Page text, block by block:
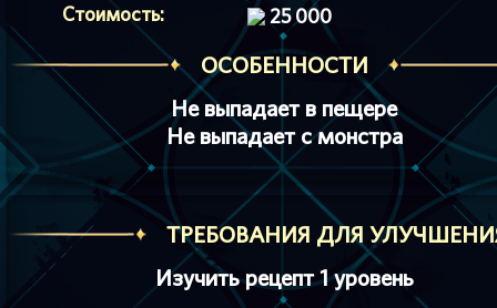
Стоимость:
25 000
ОСОБЕННОСТИ
Не выпадает в пещере
Не выпадает с монстра
ТРЕБОВАНИЯ ДЛЯ
Изучить рецепт 1 уровень